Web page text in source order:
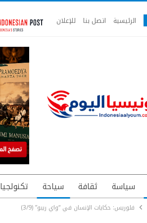
الرئيسية اتصل بنا للإعلان
سياسة ثقافة سياحة تكنولجيا
فلوريس: حكايات الإنسان في “واي ريبو” (3/9)